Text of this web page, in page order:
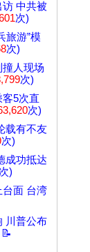
中共被
次)
旅游”模
次)
人现场
次)
5次直
次)
载有不友
次)
成功抵达
次)
台面 台湾
川普公布
📝